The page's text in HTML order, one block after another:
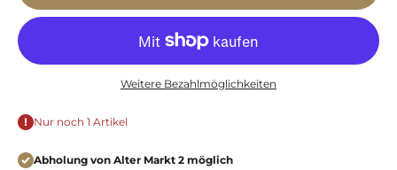
Weitere Bezahlmöglichkeiten
Nur noch 1 Artikel
Abholung von Alter Markt 2 möglich